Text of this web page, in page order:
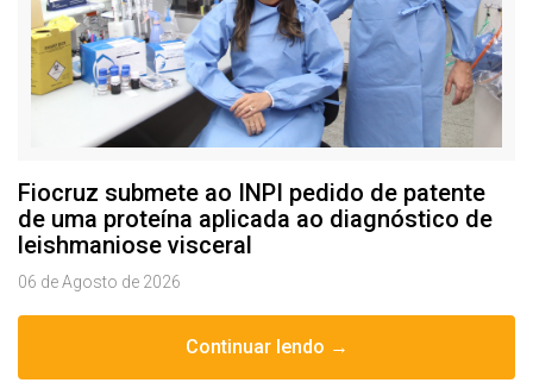
Fiocruz submete ao INPI pedido de patente
de uma proteína aplicada ao diagnóstico de
leishmaniose visceral
06 de Agosto de 2026
Continuar lendo →